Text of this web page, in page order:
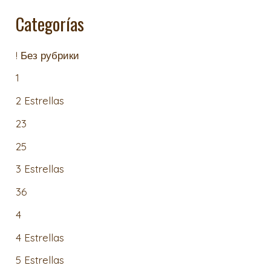
Categorías
! Без рубрики
1
2 Estrellas
23
25
3 Estrellas
36
4
4 Estrellas
5 Estrellas